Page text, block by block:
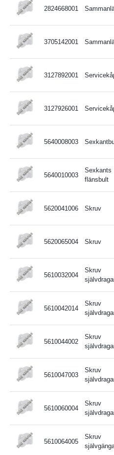
2824668001
3705142001
3127892001
3127926001
5640008003
5640010003
Sexkants
flänsbult
5620041006 Skruv
5620065004 Skruv
5610032004
Skruv
5610042014
Skruv
5610044002
Skruv
5610047003
Skruv
5610060004
Skruv
5610064005
Skruv